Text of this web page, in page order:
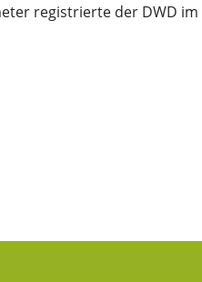
registrierte der DWD